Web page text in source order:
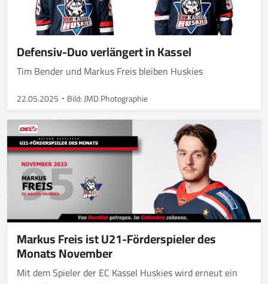
Defensiv-Duo verlängert in Kassel
Tim Bender und Markus Freis bleiben Huskies
22.05.2025 Bild: JMD Photographie
Markus Freis ist U21-Förderspieler des
Monats November
Mit dem Spieler der EC Kassel Huskies wird erneut ein